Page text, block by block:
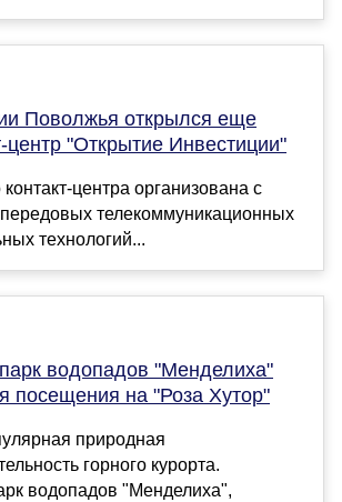
Поволжья открылся еще
центр "Открытие Инвестиции"
центра организована с
телекоммуникационных
технологий...
водопадов "Менделиха"
посещения на "Роза Хутор"
природная
горного курорта.
водопадов "Менделиха",